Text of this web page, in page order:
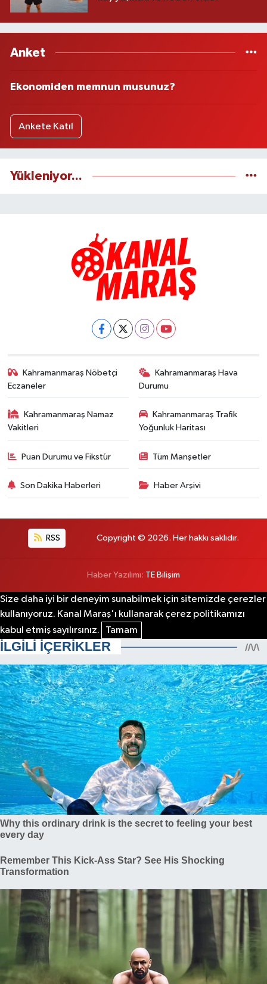
Anket
Ekonomiden memnun musunuz?
Ankete Katıl
Yükleniyor...
Kahramanmaraş Nöbetçi
Eczaneler
Kahramanmaraş Hava
Durumu
Kahramanmaraş Namaz
Vakitleri
Kahramanmaraş Trafik
Yoğunluk Haritası
Puan Durumu ve Fikstür Tüm Manşetler
Son Dakika Haberleri Haber Arşivi
RSS Copyright © 2026. Her hakkı saklıdır.
Haber Yazılımı: TE Bilişim
Size daha iyi bir deneyim sunabilmek için sitemizde çerezler
kullanıyoruz. Kanal Maraş'ı kullanarak çerez politikamızı
kabul etmiş sayılırsınız.
Tamam